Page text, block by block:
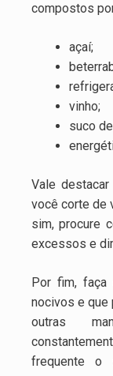
compostos
açaí;
vinho;
suco
Vale
você corte de
sim, procure
excessos e
Por fim, faça
nocivos e
outras
frequente o